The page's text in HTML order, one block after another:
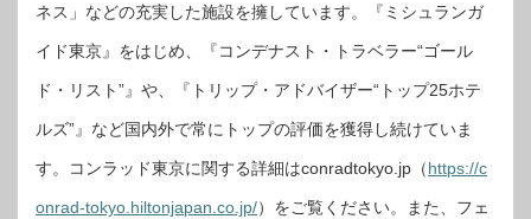
ネス」などの充実した施設を擁しています。『ミシュランガ
イド東京』をはじめ、『コンデナスト・トラベラー“ゴール
ド・リスト”』や、『トリップ・アドバイザー“トップ25ホテ
ルズ”』など国内外で常にトップの評価を獲得し続けていま
す。コンラッド東京に関する詳細はconradtokyo.jp（https://c
onrad-tokyo.hiltonjapan.co.jp/）をご覧ください。また、フェ